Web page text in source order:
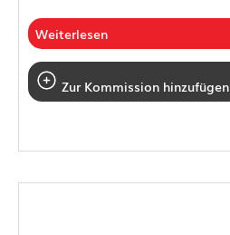
Weiterlesen
Zur Kommission hinzufügen